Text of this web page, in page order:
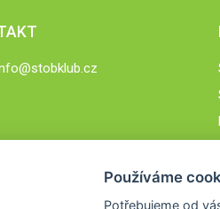
Používáme
Potřebujeme od